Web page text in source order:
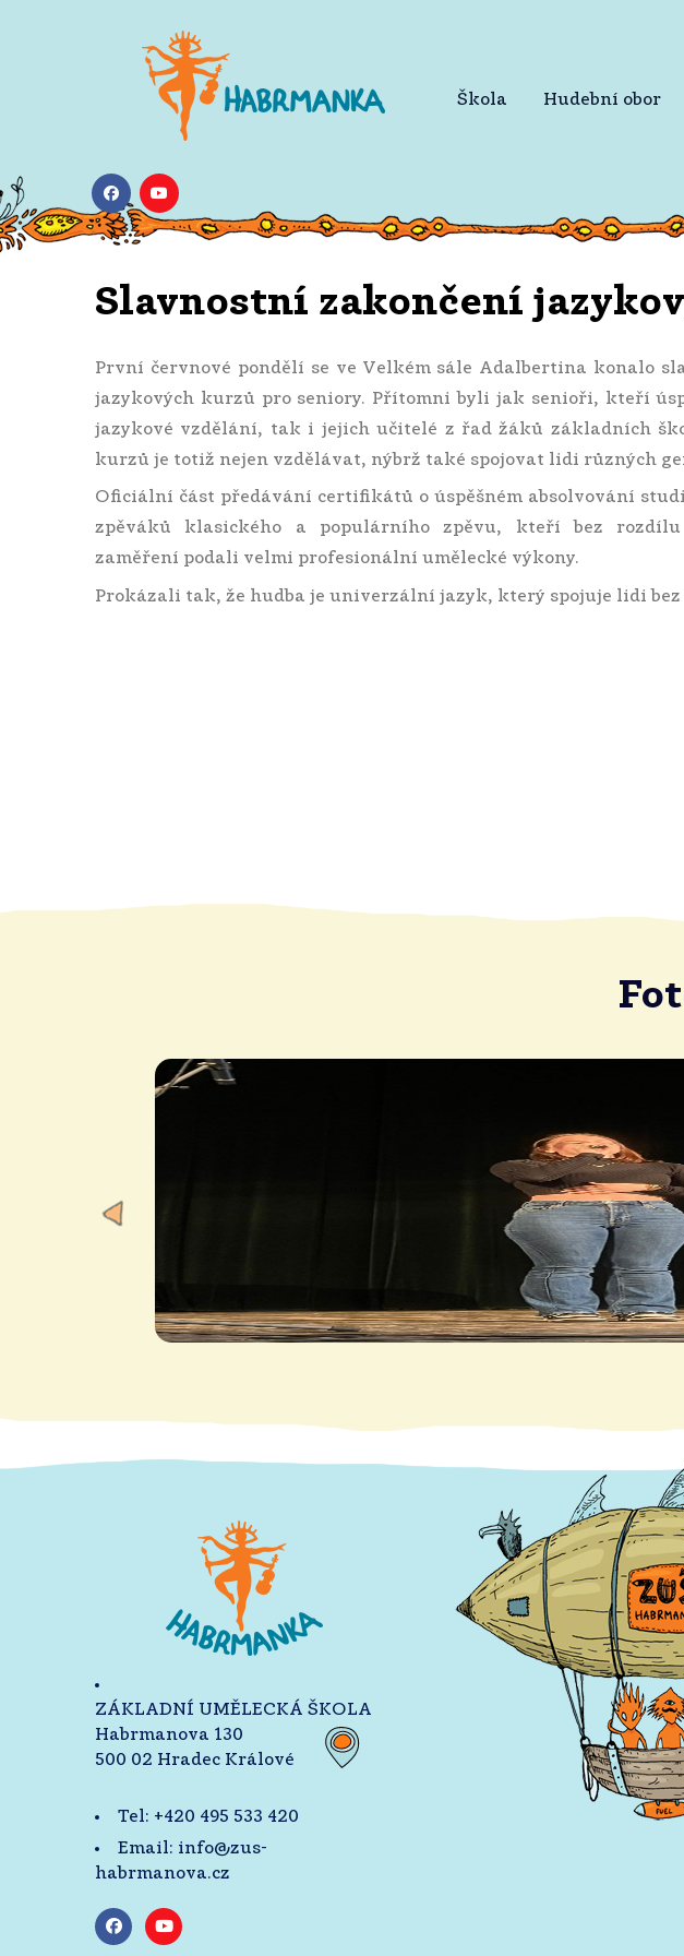
Škola Hudební obor
Slavnostní zakončení
První červnové pondělí se ve Velkém sále Adalbertina konalo
jazykových kurzů pro seniory. Přítomni byli jak senioři, kteří
jazykové vzdělání, tak i jejich učitelé z řad žáků základních
kurzů je totiž nejen vzdělávat, nýbrž také spojovat lidi různých
Oficiální část předávání certifikátů o úspěšném absolvování
zpěváků klasického a populárního zpěvu, kteří bez rozdílu
zaměření podali velmi profesionální umělecké výkony.
Prokázali tak, že hudba je univerzální jazyk, který spojuje lidi bez
ZÁKLADNÍ UMĚLECKÁ ŠKOLA
Habrmanova 130
500 02 Hradec Králové
Tel: +420 495 533 420
Email: info@zus-
habrmanova.cz